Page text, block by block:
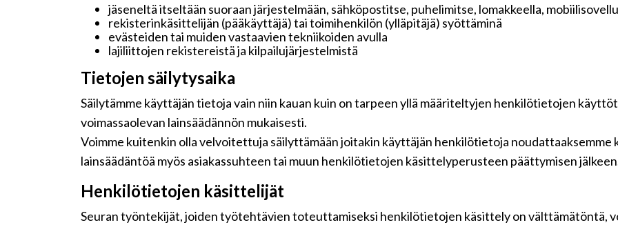
jäseneltä itseltään suoraan järjestelmään, sähköpostitse, puhelimitse, lomakkeella,
rekisterinkäsittelijän (pääkäyttäjä) tai toimihenkilön (ylläpitäjä) syöttäminä
evästeiden tai muiden vastaavien tekniikoiden avulla
lajiliittojen rekistereistä ja kilpailujärjestelmistä
Tietojen säilytysaika
Säilytämme käyttäjän tietoja vain niin kauan kuin on tarpeen yllä määriteltyjen henkilötietojen
voimassaolevan lainsäädännön mukaisesti.
Voimme kuitenkin olla velvoitettuja säilyttämään joitakin käyttäjän henkilötietoja noudattaaksemme
lainsäädäntöä myös asiakassuhteen tai muun henkilötietojen käsittelyperusteen päättymisen
Henkilötietojen käsittelijät
Seuran työntekijät, joiden työtehtävien toteuttamiseksi henkilötietojen käsittely on välttämätöntä,